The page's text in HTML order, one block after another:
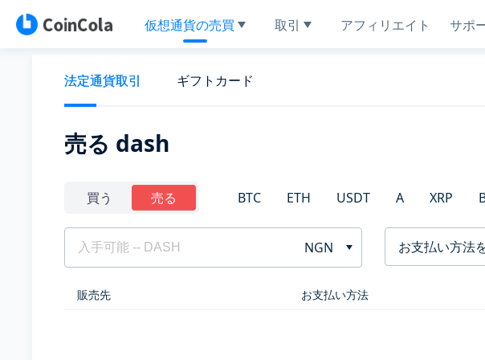
仮想通貨の売買 取引 アフィリエイト サポ
法定通貨取引 ギフトカード
売る dash
買う 売る BTC ETH USDT A XRP
NGN お支払い方法
販売先 お支払い方法